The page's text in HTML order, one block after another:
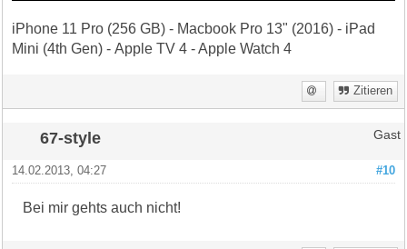
iPhone 11 Pro (256 GB) - Macbook Pro 13" (2016) - iPad
Mini (4th Gen) - Apple TV 4 - Apple Watch 4
Zitieren
67-style Gast
#10
14.02.2013, 04:27
Bei mir gehts auch nicht!